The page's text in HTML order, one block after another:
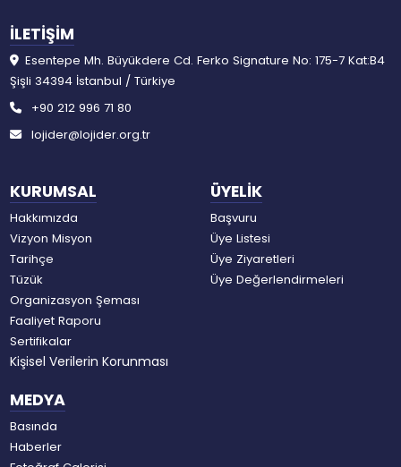
KURUMSAL
Hakkımızda
Vizyon Misyon
Tarihçe
Tüzük
Organizasyon Şeması
Faaliyet Raporu
Sertifikalar
Kişisel Verilerin Korunması
ÜYELİK
Başvuru
Üye Listesi
Üye Ziyaretleri
Üye Değerlendirmeleri
MEDYA
Basında
Haberler
İLETİŞİM
Esentepe Mh. Büyükdere Cd. Ferko Signature No: 175-7 Kat:B4
Şişli 34394 İstanbul / Türkiye
+90 212 996 71 80
lojider@lojider.org.tr